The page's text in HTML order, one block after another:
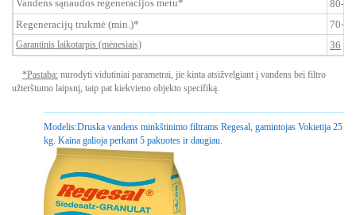
Vandens sąnaudos regeneracijos metu*
80-
Regeneracijų trukmė (min.)*
70-90
Garantinis laikotarpis (mėnesiais) 36
*Pastaba: nurodyti vidutiniai parametrai, jie kinta atsižvelgiant į vandens bei filtro
užterštumo laipsnį, taip pat kiekvieno objekto specifiką.
Modelis:Druska vandens minkštinimo filtrams Regesal, gamintojas Vokietija 25
kg. Kaina galioja perkant 5 pakuotes ir daugiau.